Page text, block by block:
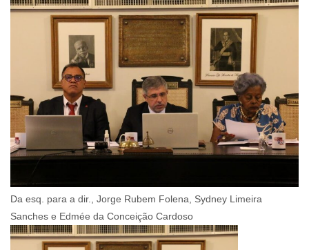
Da esq. para a dir., Jorge Rubem Folena, Sydney Limeira
Sanches e Edmée da Conceição Cardoso